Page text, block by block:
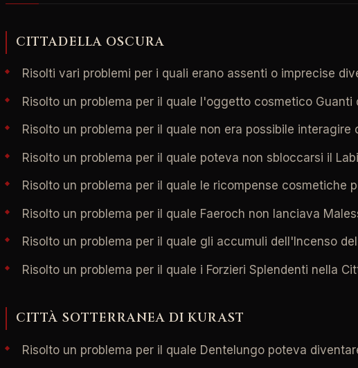
CITTADELLA OSCURA
Risolti vari problemi per i quali erano assenti o imprecise
Risolto un problema per il quale l'oggetto cosmetico
Risolto un problema per il quale non era possibile
Risolto un problema per il quale poteva non sbloccarsi il
Risolto un problema per il quale le ricompense
Risolto un problema per il quale Faeroch non lanciava
Risolto un problema per il quale gli accumuli dell'Incenso
Risolto un problema per il quale i Forzieri Splendenti nella
CITTÀ SOTTERRANEA DI KURAST
Risolto un problema per il quale Dentelungo poteva